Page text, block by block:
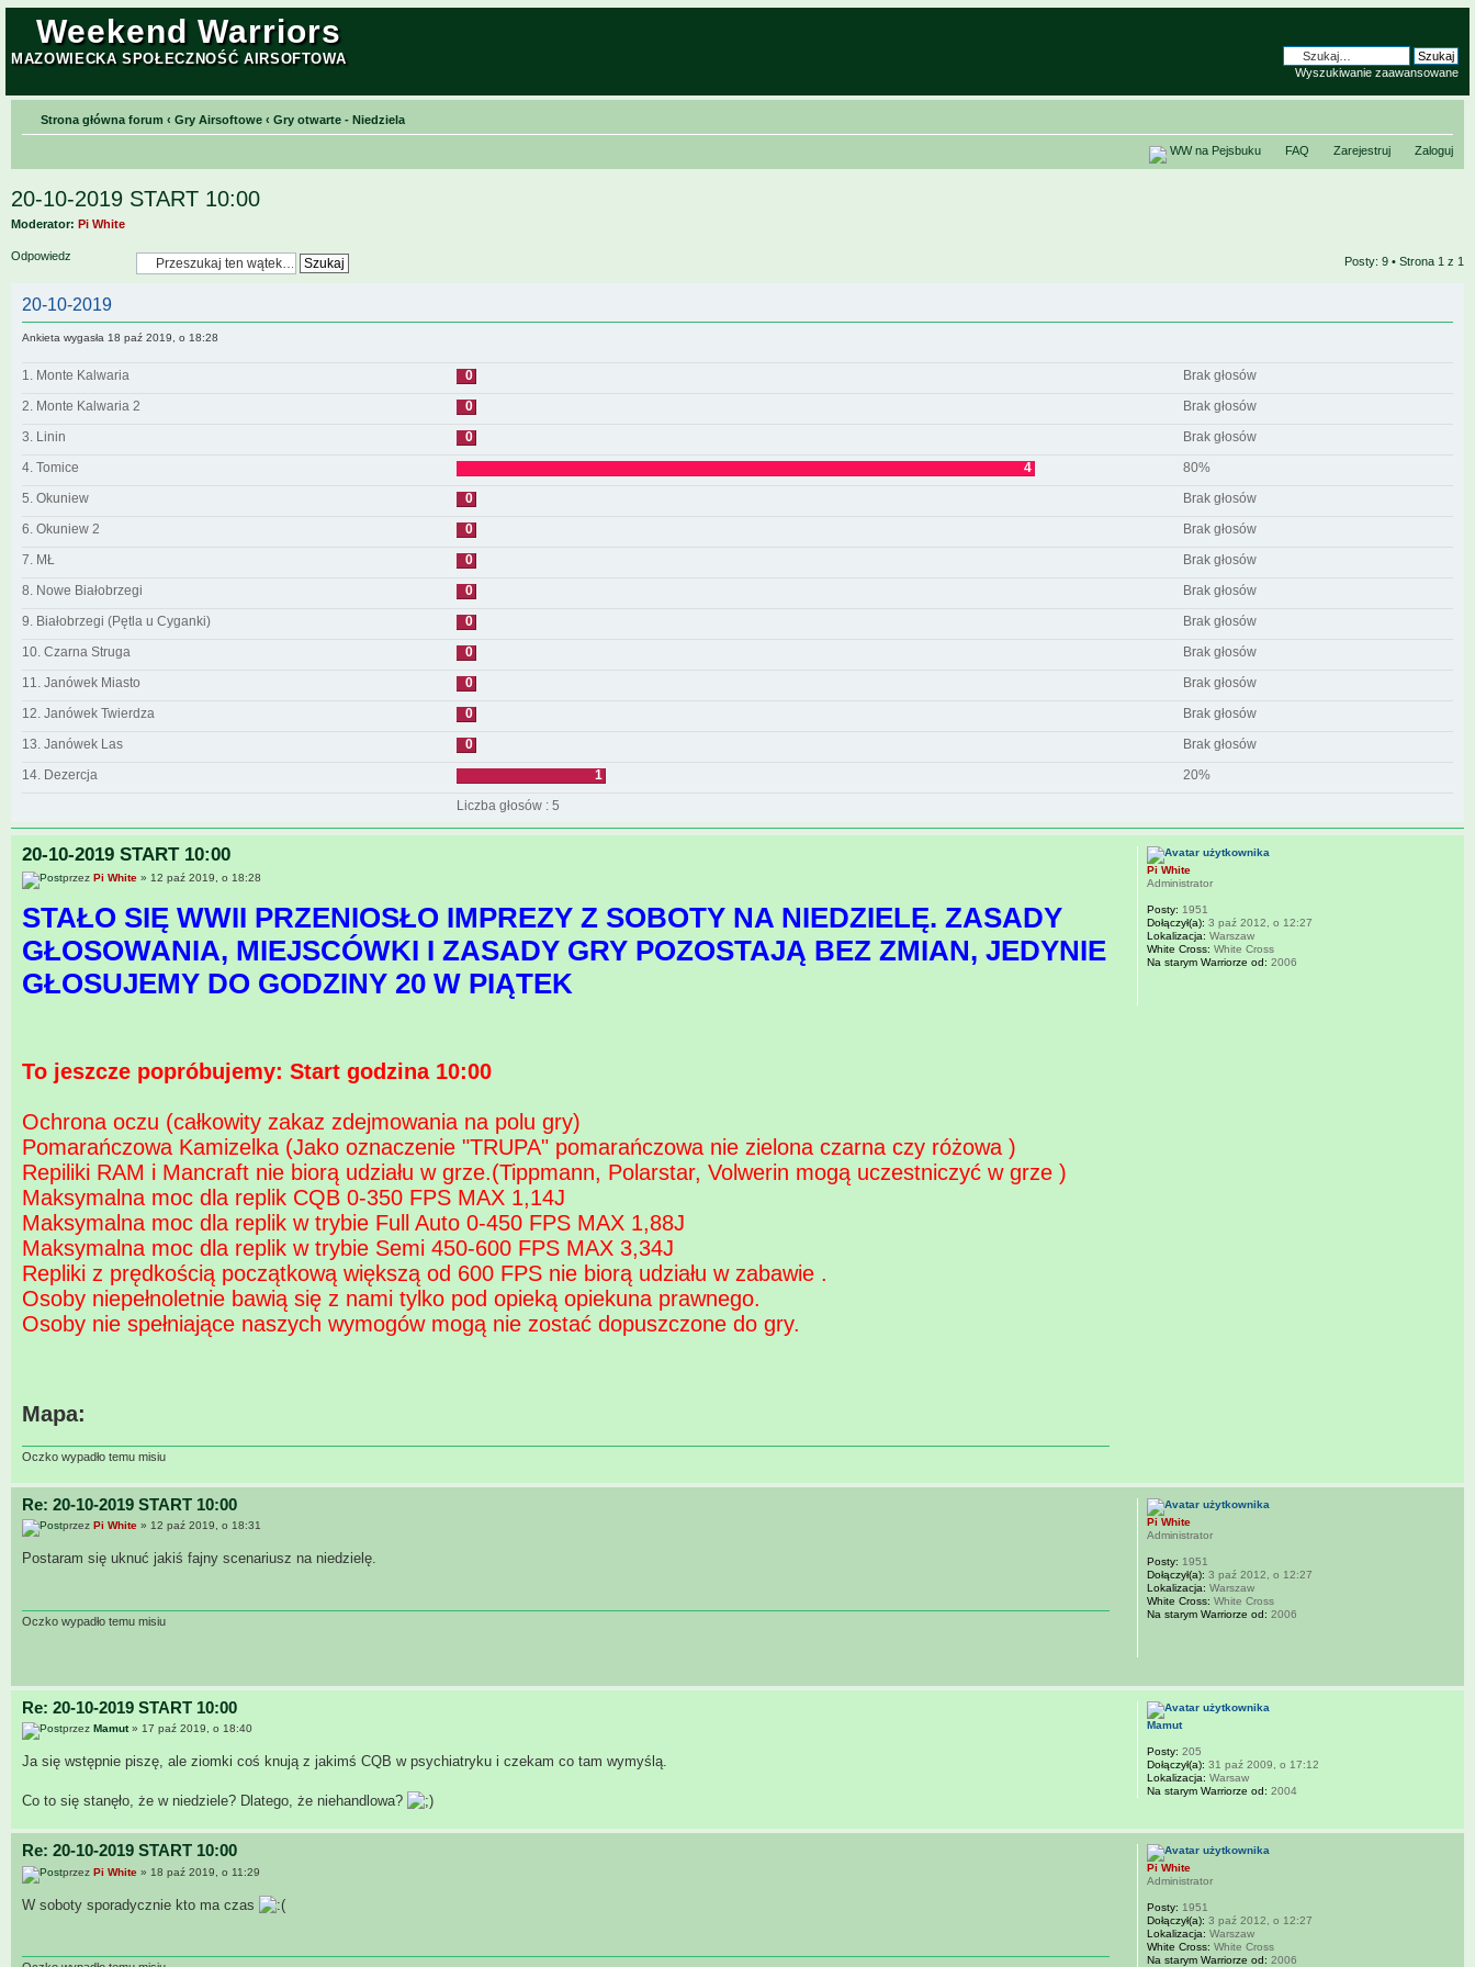
Weekend Warriors
MAZOWIECKA SPOŁECZNOŚĆ AIRSOFTOWA
Wyszukiwanie zaawansowane
Strona główna forum ‹ Gry Airsoftowe ‹ Gry otwarte - Niedziela
WW na Pejsbuku FAQ Zarejestruj Zaloguj
20-10-2019 START 10:00
Moderator: Pi White
Odpowiedz Posty: 9 • Strona 1 z 1
20-10-2019
Ankieta wygasła 18 paź 2019, o 18:28
1. Monte Kalwaria 0
Brak głosów
2. Monte Kalwaria 2
0
Brak głosów
3. Linin
0
Brak głosów
4. Tomice
4
80%
5. Okuniew
0
Brak głosów
6. Okuniew 2
0
Brak głosów
7. MŁ
0
Brak głosów
8. Nowe Białobrzegi
0
Brak głosów
9. Białobrzegi (Pętla u Cyganki)
0
Brak głosów
10. Czarna Struga
0
Brak głosów
11. Janówek Miasto
0
Brak głosów
12. Janówek Twierdza
0
Brak głosów
13. Janówek Las
0
Brak głosów
14. Dezercja
1
20%
Liczba głosów : 5
20-10-2019 START 10:00
przez Pi White » 12 paź 2019, o 18:28
STAŁO SIĘ WWII PRZENIOSŁO IMPREZY Z SOBOTY NA NIEDZIELĘ. ZASADY
GŁOSOWANIA, MIEJSCÓWKI I ZASADY GRY POZOSTAJĄ BEZ ZMIAN, JEDYNIE
GŁOSUJEMY DO GODZINY 20 W PIĄTEK
To jeszcze popróbujemy: Start godzina 10:00
Ochrona oczu (całkowity zakaz zdejmowania na polu gry)
Pomarańczowa Kamizelka (Jako oznaczenie "TRUPA" pomarańczowa nie zielona czarna czy różowa )
Repiliki RAM i Mancraft nie biorą udziału w grze.(Tippmann, Polarstar, Volwerin mogą uczestniczyć w grze )
Maksymalna moc dla replik CQB 0-350 FPS MAX 1,14J
Maksymalna moc dla replik w trybie Full Auto 0-450 FPS MAX 1,88J
Maksymalna moc dla replik w trybie Semi 450-600 FPS MAX 3,34J
Repliki z prędkością początkową większą od 600 FPS nie biorą udziału w zabawie .
Osoby niepełnoletnie bawią się z nami tylko pod opieką opiekuna prawnego.
Osoby nie spełniające naszych wymogów mogą nie zostać dopuszczone do gry.
Mapa:
Oczko wypadło temu misiu
Pi White
Administrator
Posty: 1951
Dołączył(a): 3 paź 2012, o 12:27
Lokalizacja: Warszaw
White Cross: White Cross
Na starym Warriorze od: 2006
Re: 20-10-2019 START 10:00
przez Pi White » 12 paź 2019, o 18:31
Postaram się uknuć jakiś fajny scenariusz na niedzielę.
Oczko wypadło temu misiu
Pi White
Administrator
Posty: 1951
Dołączył(a): 3 paź 2012, o 12:27
Lokalizacja: Warszaw
White Cross: White Cross
Na starym Warriorze od: 2006
Re: 20-10-2019 START 10:00
przez Mamut» 17 paź 2019, o 18:40
Ja się wstępnie piszę, ale ziomki coś knują z jakimś CQB w psychiatryku i czekam co tam wymyślą.
Co to się stanęło, że w niedziele? Dlatego, że niehandlowa?
Mamut
Posty: 205
Dołączył(a): 31 paź 2009, o 17:12
Lokalizacja: Warsaw
Na starym Warriorze od: 2004
Re: 20-10-2019 START 10:00
przez Pi White » 18 paź 2019, o 11:29
W soboty sporadycznie kto ma czas
Pi White
Administrator
Posty: 1951
Dołączył(a): 3 paź 2012, o 12:27
Lokalizacja: Warszaw
White Cross: White Cross
Na starym Warriorze od: 2006